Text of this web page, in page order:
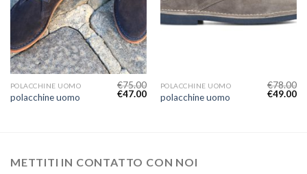
POLACCHINE UOMO
polacchine uomo
€75.00
€47.00
POLACCHINE UOMO
polacchine uomo
€78.00
€49.00
METTITI IN CONTATTO CON NOI